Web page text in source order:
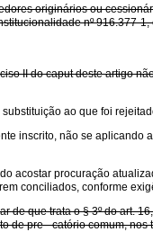
originários ou
nº 916.377-
II do caput deste artigo
ao que foi
inscrito, não se aplicando
acostar procuração
conciliados, conforme
de que trata o § 3º do art.
de pre - catório comum,